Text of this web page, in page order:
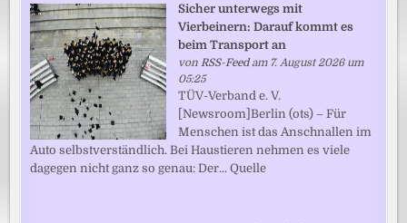
Sicher unterwegs mit
Vierbeinern: Darauf kommt es
beim Transport an
vonRSS-Feedam 7. August 2026 um
05:25
TÜV-Verband e. V.
[Newsroom]Berlin (ots) – Für
Menschen ist das Anschnallen im
Auto selbstverständlich. Bei Haustieren nehmen es viele
dagegen nicht ganz so genau: Der... Quelle